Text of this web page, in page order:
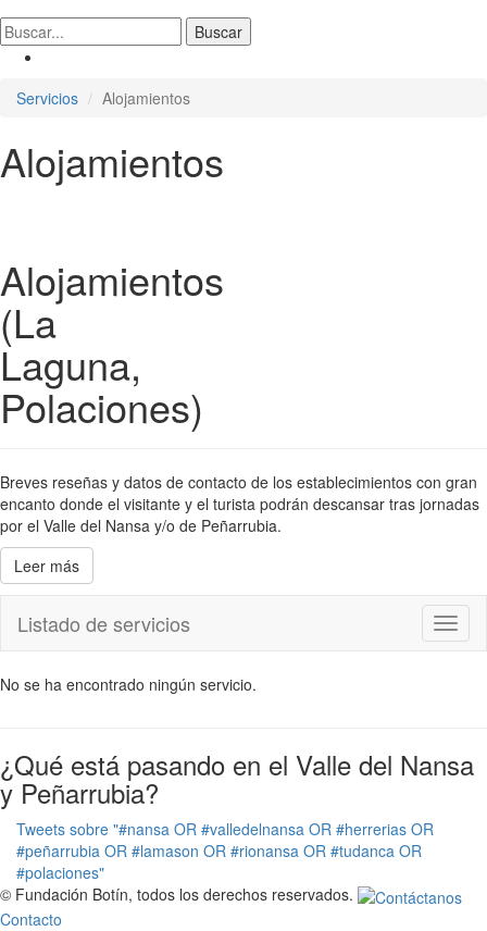
Servicios Alojamientos
Alojamientos
Alojamientos
(La
Laguna,
Polaciones)
Breves reseñas y datos de contacto de los establecimientos con gran
encanto donde el visitante y el turista podrán descansar tras jornadas
por el Valle del Nansa y/o de Peñarrubia.
Leer más
Listado de servicios
No se ha encontrado ningún servicio.
¿Qué está pasando en el Valle del Nansa
y Peñarrubia?
Tweets sobre "#nansa OR #valledelnansa OR #herrerias OR
#peñarrubia OR #lamason OR #rionansa OR #tudanca OR
#polaciones"
© Fundación Botín, todos los derechos reservados.
Contacto